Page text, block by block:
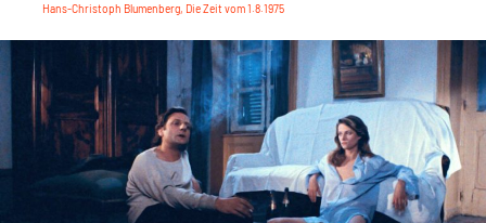
Hans-Christoph Blumenberg, Die Zeit vom 1.8.1975